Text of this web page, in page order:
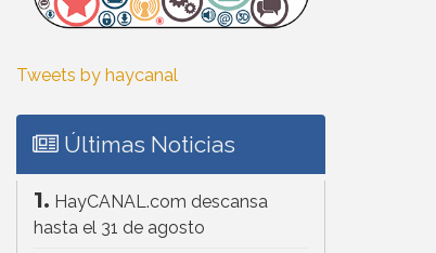
Tweets by haycanal
Últimas Noticias
1. HayCANAL.com descansa
hasta el 31 de agosto